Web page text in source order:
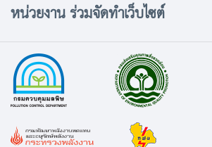
หน่วยงาน ร่วมจัดทำเว็บไซต์